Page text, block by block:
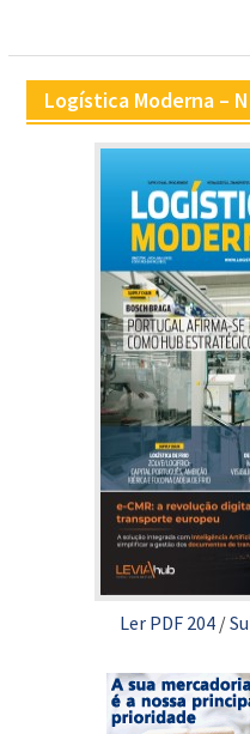
Logística Moderna –
Ler PDF 204 /